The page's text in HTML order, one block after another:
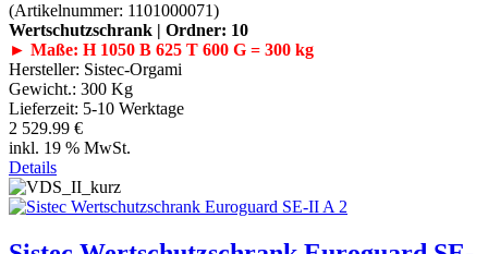
(Artikelnummer: 1101000071)
Wertschutzschrank | Ordner: 10
► Maße: H 1050 B 625 T 600 G = 300 kg
Hersteller: Sistec-Orgami
Gewicht.: 300 Kg
Lieferzeit: 5-10 Werktage
2 529.99 €
inkl. 19 % MwSt.
Details